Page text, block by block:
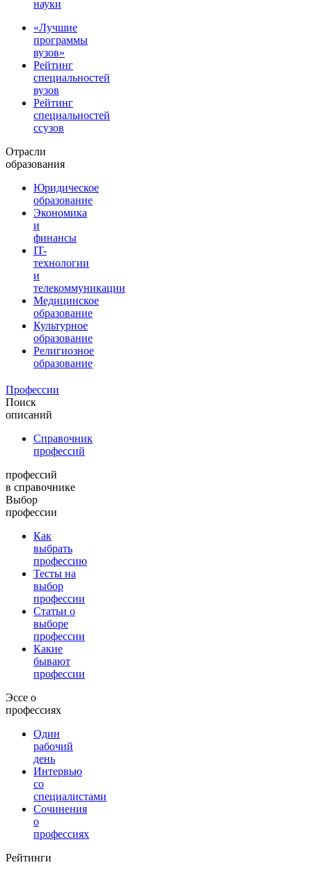
науки
«Лучшие
программы
вузов»
Рейтинг
специальностей
вузов
Рейтинг
специальностей
ссузов
Отрасли
образования
Юридическое
образование
Экономика
и
финансы
IT-
технологии
и
телекоммуникации
Медицинское
образование
Культурное
образование
Религиозное
образование
Профессии
Поиск
описаний
Справочник
профессий
профессий
в справочнике
Выбор
профессии
Как
выбрать
профессию
Тесты на
выбор
профессии
Статьи о
выборе
профессии
Какие
бывают
профессии
Эссе о
профессиях
Один
рабочий
день
Интервью
со
специалистами
Сочинения
о
профессиях
Рейтинги